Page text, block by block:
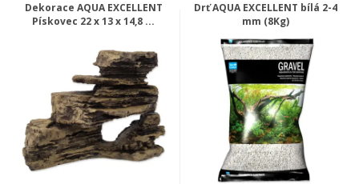
Dekorace AQUA EXCELLENT
Pískovec 22 x 13 x 14,8 ...
Drť AQUA EXCELLENT bílá 2-4
mm (8Kg)